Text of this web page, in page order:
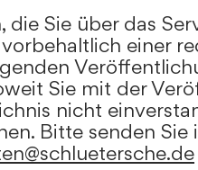
die Sie über das
einer
Sie mit der
nicht
Bitte senden Sie